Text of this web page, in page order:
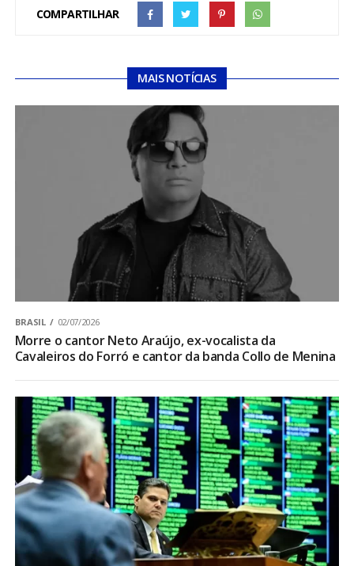
COMPARTILHAR
MAIS NOTÍCIAS
BRASIL 02/07/2026
Morre o cantor Neto Araújo, ex-vocalista da
Cavaleiros do Forró e cantor da banda Collo de Menina